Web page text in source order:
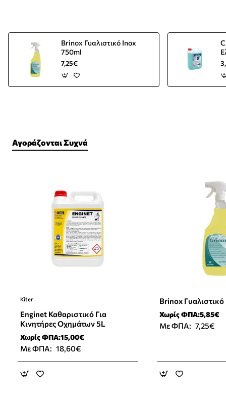
Brinox Γυαλιστικό Inox
750ml
7,25€
Αγοράζονται Συχνά
Kiter
Enginet Καθαριστικό Για
Κινητήρες Οχημάτων 5L
Χωρίς ΦΠΑ:15,00€
Με ΦΠΑ: 18,60€
Brinox
Χωρίς ΦΠΑ:5,85€
Με ΦΠΑ: 7,25€